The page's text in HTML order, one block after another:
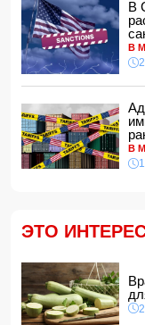
ЕС ввел новые
14:34, 07.08.2026
Ужасающие
Тертерском
14:28, 07.08.2026
14:14, 07.08.2026
Сына Абеля
14:10, 07.08.2026
14:04, 07.08.2026
дипломатами
14:00, 07.08.2026
Прогноз погоды в
12:48, 07.08.2026
В
В
В
ЭТО